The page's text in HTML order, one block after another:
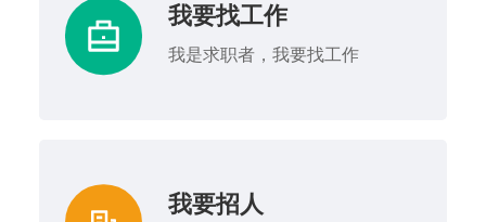
我要找工作
我是求职者，我要找工作
我要招人